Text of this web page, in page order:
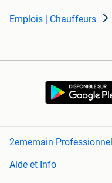
Emplois | Chauffeurs
2ememain Professionnel
Aide et Info